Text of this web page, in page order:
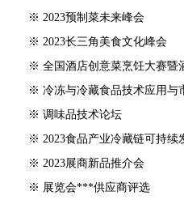
※ 2023预制菜未来峰会
※ 2023长三角美食文化峰会
※ 全国酒店创意菜烹饪大赛暨
※ 冷冻与冷藏食品技术应用与
※ 调味品技术论坛
※ 2023食品产业冷藏链可持续
※ 2023展商新品推介会
※ 展览会***供应商评选